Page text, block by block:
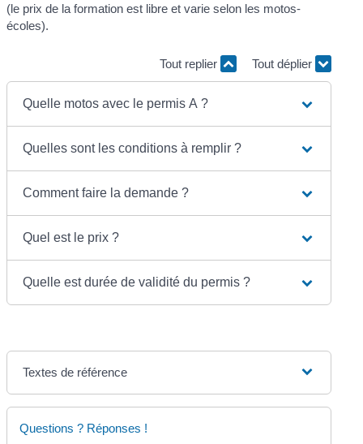
(le prix de la formation est libre et varie selon les motos-
écoles).
Tout replier Tout déplier
Quelle motos avec le permis A ?
Quelles sont les conditions à remplir ?
Comment faire la demande ?
Quel est le prix ?
Quelle est durée de validité du permis ?
Textes de référence
Questions ? Réponses !